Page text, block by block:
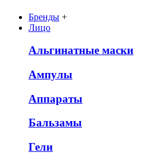
Бренды +
Лицо
Альгинатные маски
Ампулы
Аппараты
Бальзамы
Гели